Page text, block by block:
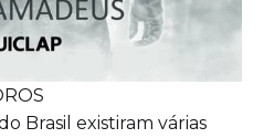
Brasil existiram várias